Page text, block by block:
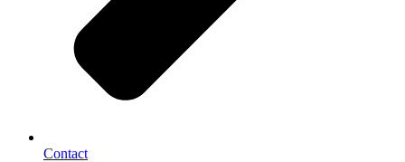
Contact